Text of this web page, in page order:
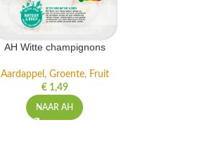
AH Witte champignons
Aardappel, Groente, Fruit
€1,49
NAAR AH